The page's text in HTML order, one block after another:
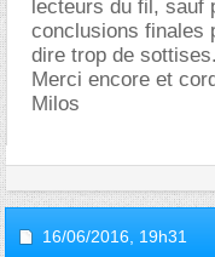
lecteurs du fil, sauf
conclusions finales
dire trop de sottises.
Merci encore et
Milos
16/06/2016, 19h31